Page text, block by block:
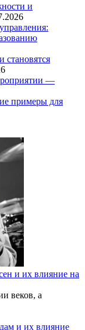
и
становятся
—
примеры для
и их влияние на
веков, а